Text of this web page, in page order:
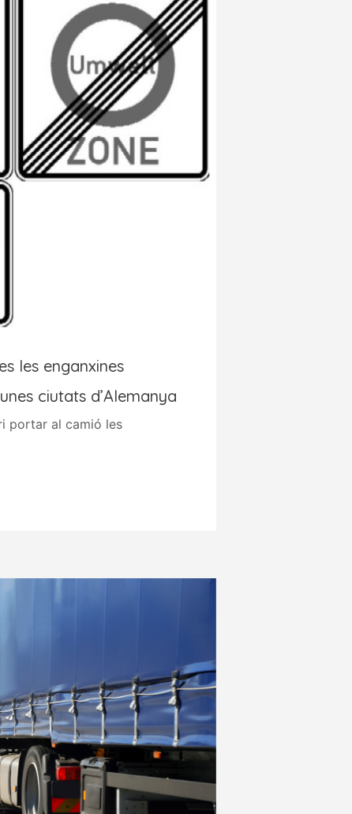
les enganxines
ciutats d’Alemanya
portar al camió les